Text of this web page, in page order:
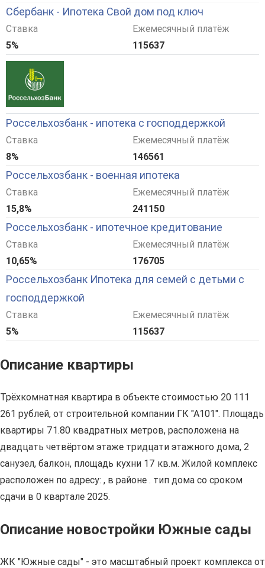
Сбербанк - Ипотека Свой дом под ключ
Ставка
5%
Ежемесячный платёж
115637
Россельхозбанк - ипотека с господдержкой
Ставка
8%
Ежемесячный платёж
146561
Россельхозбанк - военная ипотека
Ставка
15,8%
Ежемесячный платёж
241150
Россельхозбанк - ипотечное кредитование
Ставка
10,65%
Ежемесячный платёж
176705
Россельхозбанк Ипотека для семей с детьми с
господдержкой
Ставка
5%
Ежемесячный платёж
115637
Описание квартиры
Трёхкомнатная квартира в объекте стоимостью 20 111
261 рублей, от строительной компании ГК "А101". Площадь
квартиры 71.80 квадратных метров, расположена на
двадцать четвёртом этаже тридцати этажного дома, 2
санузел, балкон, площадь кухни 17 кв.м. Жилой комплекс
расположен по адресу: , в районе . тип дома со сроком
сдачи в 0 квартале 2025.
Описание новостройки Южные сады
ЖК "Южные сады" - это масштабный проект комплекса от